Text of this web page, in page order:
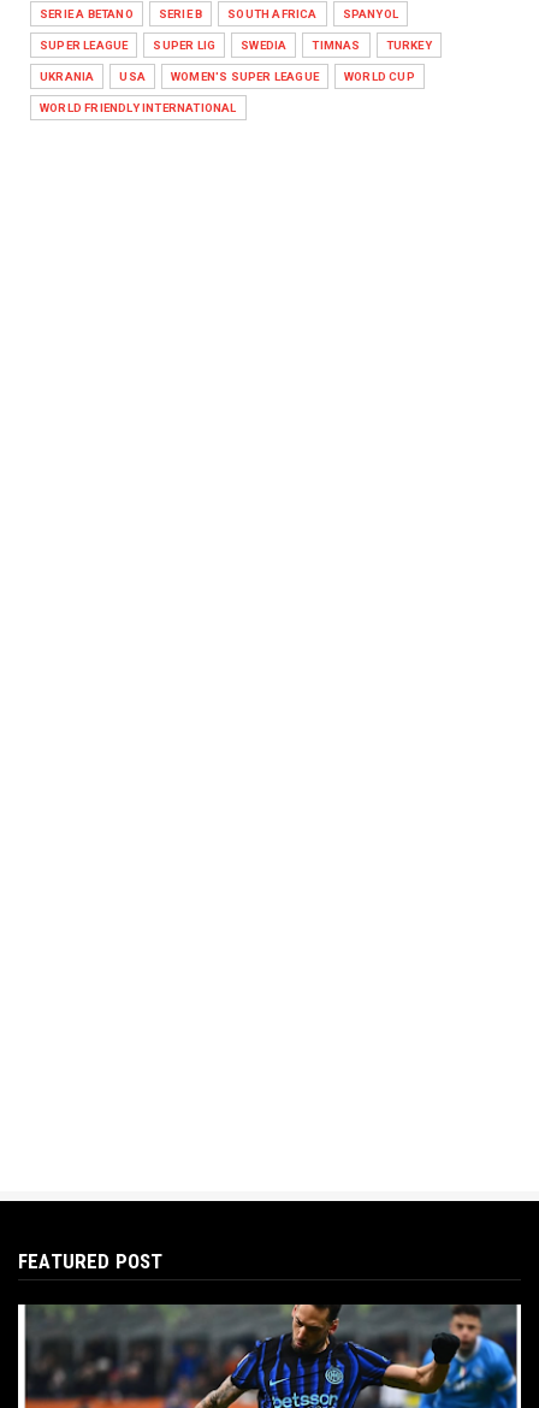
SERIE A BETANO SERIE B SOUTH AFRICA SPANYOL
SUPER LEAGUE SUPER LIG SWEDIA TIMNAS TURKEY
UKRANIA USA WOMEN'S SUPER LEAGUE WORLD CUP
WORLD FRIENDLY INTERNATIONAL
FEATURED POST